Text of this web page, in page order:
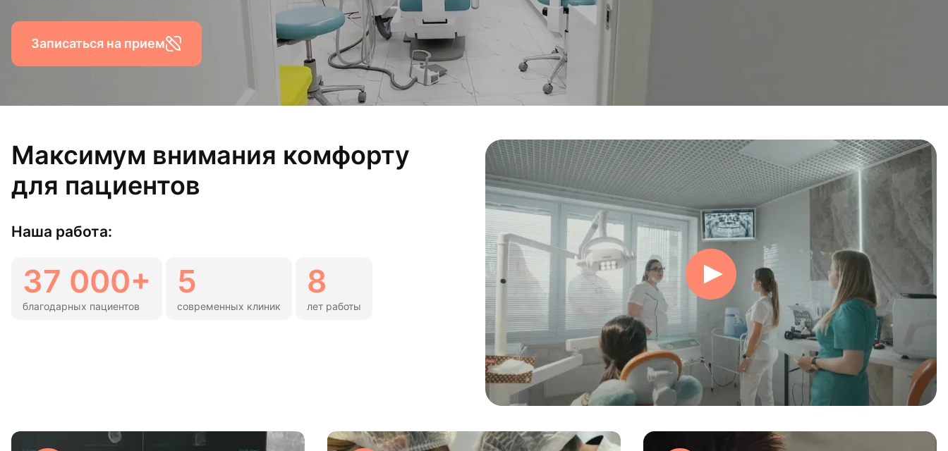
Гигиена полости рта
Консультация
Диагностика
Записаться на прием
Максимум внимания комфорту
для пациентов
Наша работа:
37 000+
благодарных пациентов
5
современных клиник
8
лет работы